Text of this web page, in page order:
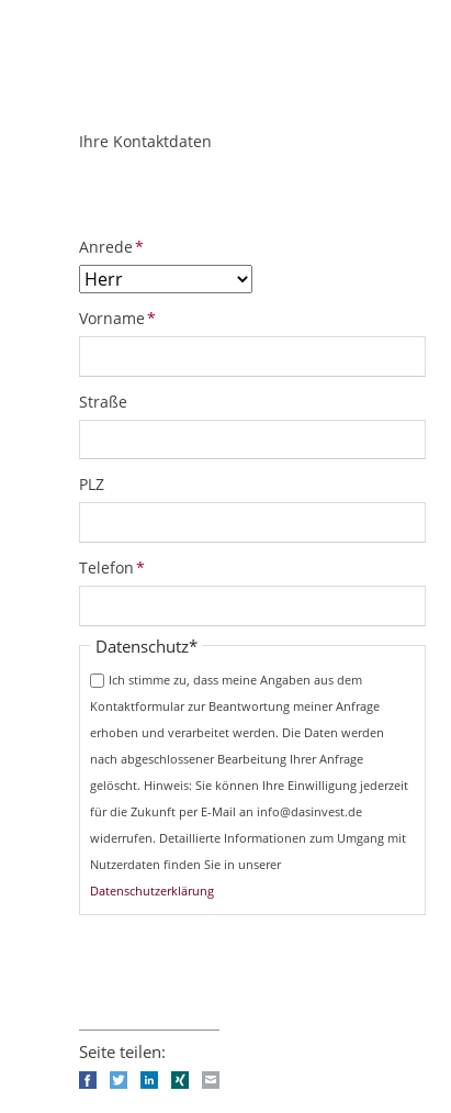
ObjektPlatzhalter
URL
Ihre Kontaktdaten
Pflichtfeld
Anrede*
Pflichtfeld
Vorname*
Straße
PLZ
Pflichtfeld
Telefon*
Pflichtfeld
Datenschutz*
Ich stimme zu, dass meine Angaben aus dem
Kontaktformular zur Beantwortung meiner Anfrage
erhoben und verarbeitet werden. Die Daten werden
nach abgeschlossener Bearbeitung Ihrer Anfrage
gelöscht. Hinweis: Sie können Ihre Einwilligung jederzeit
für die Zukunft per E-Mail an info@dasinvest.de
widerrufen. Detaillierte Informationen zum Umgang mit
Nutzerdaten finden Sie in unserer
Datenschutzerklärung
Seite teilen:
FacebookTwitterLinkedIn
Xing